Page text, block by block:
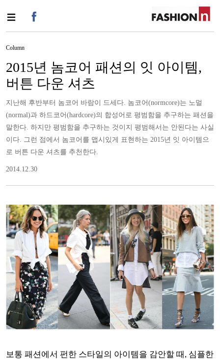
Column
2015년 놈코어 패션의 잇 아이템,
버튼 다운 셔츠
지난해 후반부터 놈코어 바람이 드세다. 놈코어(normcore)는 노멀
(normal)과 하드코어(hardcore)의 합성어로 평범함을 추구하는 패션을
말한다. 하지만 평범함을 추구하는 것이지 평범해서는 안된다는 사실
이다. 그런 점에서 놈코어를 맵시있게 표현하는 2015년 잇 아이템으
로 버튼 다운 셔츠를 추천한다.
2014.12.30
보통 패션에서 펀한 스타일의 아이템을 감안할 때, 심플한